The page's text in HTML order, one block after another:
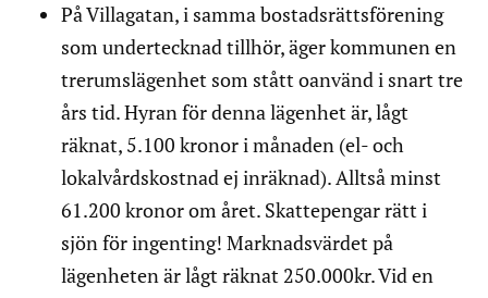
På Villagatan, i samma bostadsrättsförening
som undertecknad tillhör, äger kommunen en
trerumslägenhet som stått oanvänd i snart tre
års tid. Hyran för denna lägenhet är, lågt
räknat, 5.100 kronor i månaden (el- och
lokalvårdskostnad ej inräknad). Alltså minst
61.200 kronor om året. Skattepengar rätt i
sjön för ingenting! Marknadsvärdet på
lägenheten är lågt räknat 250.000kr. Vid en